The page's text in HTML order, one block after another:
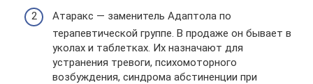
Атаракс — заменитель Адаптола по
терапевтической группе. В продаже он бывает в
уколах и таблетках. Их назначают для
устранения тревоги, психомоторного
возбуждения, синдрома абстиненции при